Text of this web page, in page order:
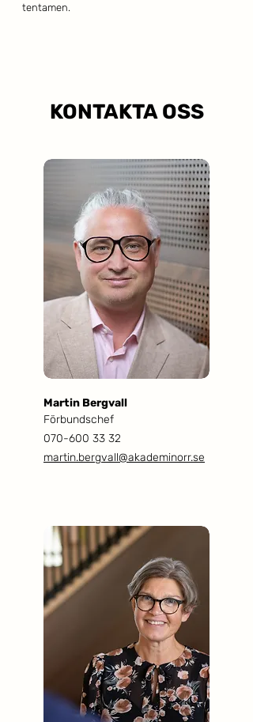
tentamen.​
KONTAKTA OSS
Martin Bergvall
Förbundschef
070-600 33 32
martin.bergvall@akademinorr.se